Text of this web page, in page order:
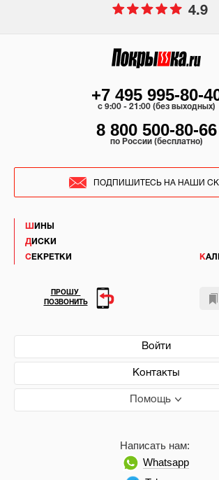
4.9
ШИНЫ
ДИСКИ
СЕКРЕТКИ
Войти
Контакты
Помощь
Написать нам:
Whatsapp
+7 495 995-80-
c 9:00 - 21:00 (без выходных)
8 800 500-80-66
по России (бесплатно)
ПОДПИШИТЕСЬ НА НАШИ
ПРОШУ
ПОЗВОНИТЬ